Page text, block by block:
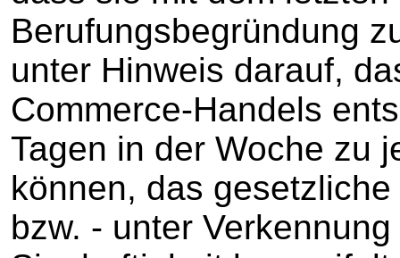
Berufungsbegründung
unter Hinweis darauf,
Commerce-Handels
Tagen in der Woche zu
können, das
bzw. - unter